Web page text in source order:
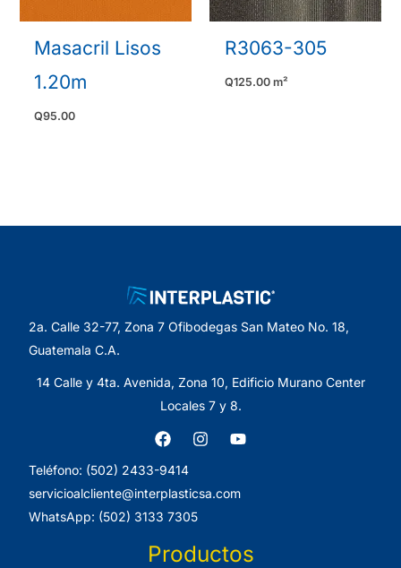
Masacril Lisos
1.20m
Q95.00
R3063-305
Q125.00m²
2a. Calle 32-77, Zona 7 Ofibodegas San Mateo No. 18,
Guatemala C.A.
14 Calle y 4ta. Avenida, Zona 10, Edificio Murano Center
Locales 7 y 8.
Teléfono: (502) 2433-9414
servicioalcliente@interplasticsa.com
WhatsApp: (502) 3133 7305
Productos